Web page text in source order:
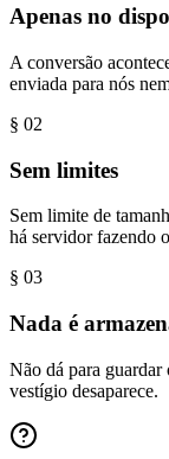
Apenas no
A conversão
enviada para nós
§ 02
Sem limites
Sem limite de
há servidor fazendo
§ 03
Nada é
Não dá para guardar
vestígio desaparece.